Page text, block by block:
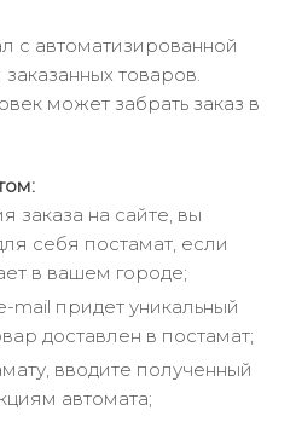
с автоматизированной
товаров.
может забрать заказ в
на сайте, вы
себя постамат, если
в вашем городе;
придет уникальный
доставлен в постамат;
вводите полученный
автомата;